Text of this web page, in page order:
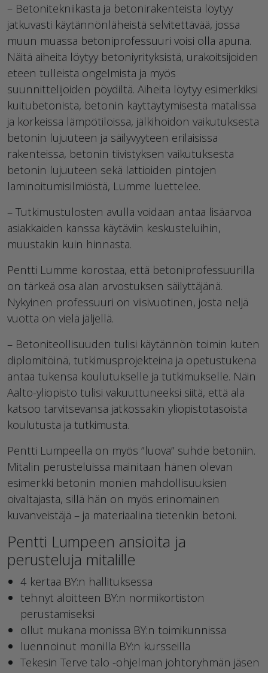
– Betonitekniikasta ja betonirakenteista löytyy
jatkuvasti käytännönläheistä selvitettävää, jossa
muun muassa betoniprofessuuri voisi olla apuna.
Näitä aiheita löytyy betoniyrityksistä, urakoitsijoiden
eteen tulleista ongelmista ja myös
suunnittelijoiden pöydiltä. Aiheita löytyy esimerkiksi
kuitubetonista, betonin käyttäytymisestä matalissa
ja korkeissa lämpötiloissa, jälkihoidon vaikutuksesta
betonin lujuuteen ja säilyvyyteen erilaisissa
rakenteissa, betonin tiivistyksen vaikutuksesta
betonin lujuuteen sekä lattioiden pintojen
laminoitumisilmiöstä, Lumme luettelee.
– Tutkimustulosten avulla voidaan antaa lisäarvoa
asiakkaiden kanssa käytäviin keskusteluihin,
muustakin kuin hinnasta.
Pentti Lumme korostaa, että betoniprofessuurilla
on tärkeä osa alan arvostuksen säilyttäjänä.
Nykyinen professuuri on viisivuotinen, josta neljä
vuotta on vielä jäljellä.
– Betoniteollisuuden tulisi käytännön toimin kuten
diplomitöinä, tutkimusprojekteina ja opetustukena
antaa tukensa koulutukselle ja tutkimukselle. Näin
Aalto-yliopisto tulisi vakuuttuneeksi siitä, että ala
katsoo tarvitsevansa jatkossakin yliopistotasoista
koulutusta ja tutkimusta.
Pentti Lumpeella on myös ”luova” suhde betoniin.
Mitalin perusteluissa mainitaan hänen olevan
esimerkki betonin monien mahdollisuuksien
oivaltajasta, sillä hän on myös erinomainen
kuvanveistäjä – ja materiaalina tietenkin betoni.
Pentti Lumpeen ansioita ja
perusteluja mitalille
4 kertaa BY:n hallituksessa
tehnyt aloitteen BY:n normikortiston
perustamiseksi
ollut mukana monissa BY:n toimikunnissa
luennoinut monilla BY:n kursseilla
Tekesin Terve talo -ohjelman johtoryhmän jäsen